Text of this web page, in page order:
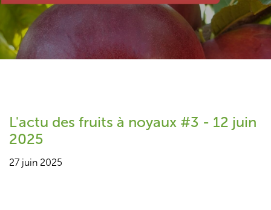
L'actu des fruits à noyaux #3 - 12 juin
2025
27 juin 2025